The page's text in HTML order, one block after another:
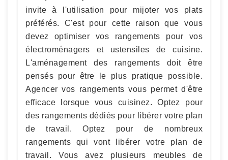
invite à l'utilisation pour mijoter vos plats
préférés. C'est pour cette raison que vous
devez optimiser vos rangements pour vos
électroménagers et ustensiles de cuisine.
L'aménagement des rangements doit être
pensés pour être le plus pratique possible.
Agencer vos rangements vous permet d'être
efficace lorsque vous cuisinez. Optez pour
des rangements dédiés pour libérer votre plan
de travail. Optez pour de nombreux
rangements qui vont libérer votre plan de
travail. Vous avez plusieurs meubles de